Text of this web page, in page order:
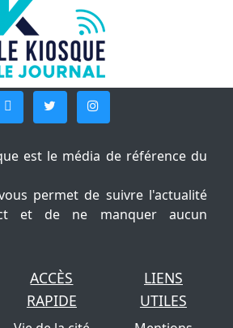
est le média de référence du
permet de suivre l'actualité
et de ne manquer aucun
ACCÈS
RAPIDE
LIENS
UTILES